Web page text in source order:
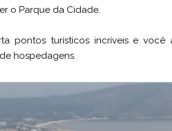
o Parque da Cidade.
pontos turísticos incríveis e você
hospedagens.